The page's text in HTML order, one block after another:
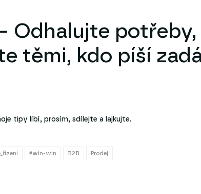
Odhalujte
těmi, kdo píší
tipy líbí, prosím, sdílejte a lajkujte.
#win-win B2B Prodej